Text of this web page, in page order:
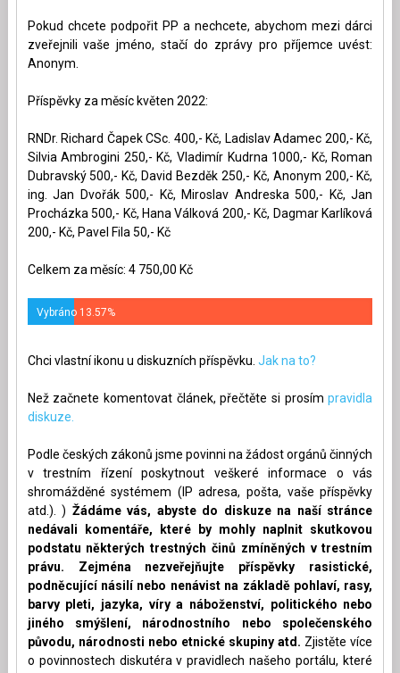
Pokud chcete podpořit PP a nechcete, abychom mezi dárci
zveřejnili vaše jméno, stačí do zprávy pro příjemce uvést:
Anonym.
Příspěvky za měsíc květen 2022:
RNDr. Richard Čapek CSc. 400,- Kč, Ladislav Adamec 200,- Kč,
Silvia Ambrogini 250,- Kč, Vladimír Kudrna 1000,- Kč, Roman
Dubravský 500,- Kč, David Bezděk 250,- Kč, Anonym 200,- Kč,
ing. Jan Dvořák 500,- Kč, Miroslav Andreska 500,- Kč, Jan
Procházka 500,- Kč, Hana Válková 200,- Kč, Dagmar Karlíková
200,- Kč, Pavel Fila 50,- Kč
Celkem za měsíc: 4 750,00 Kč
Vybráno 13.57%
Chci vlastní ikonu u diskuzních příspěvku. Jak na to?
Než začnete komentovat článek, přečtěte si prosímpravidla
diskuze.
Podle českých zákonů jsme povinni na žádost orgánů činných
v trestním řízení poskytnout veškeré informace o vás
shromážděné systémem (IP adresa, pošta, vaše příspěvky
atd.). ) Žádáme vás, abyste do diskuze na naší stránce
nedávali komentáře, které by mohly naplnit skutkovou
podstatu některých trestných činů zmíněných v trestním
právu. Zejména nezveřejňujte příspěvky rasistické,
podněcující násilí nebo nenávist na základě pohlaví, rasy,
barvy pleti, jazyka, víry a náboženství, politického nebo
jiného smýšlení, národnostního nebo společenského
původu, národnosti nebo etnické skupiny atd. Zjistěte více
o povinnostech diskutéra v pravidlech našeho portálu, které